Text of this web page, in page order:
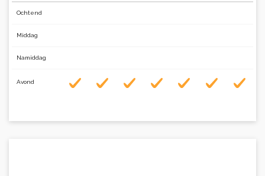
Ochtend
Middag
Namiddag
Avond